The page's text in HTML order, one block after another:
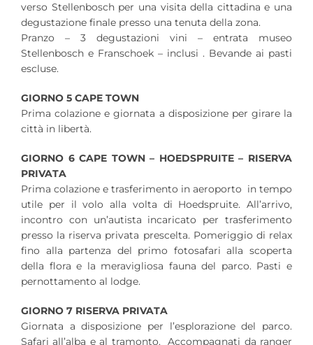
verso Stellenbosch per una visita della cittadina e una
degustazione finale presso una tenuta della zona.
Pranzo – 3 degustazioni vini – entrata museo
Stellenbosch e Franschoek – inclusi . Bevande ai pasti
escluse.
GIORNO 5 CAPE TOWN
Prima colazione e giornata a disposizione per girare la
città in libertà.
GIORNO 6 CAPE TOWN – HOEDSPRUITE – RISERVA
PRIVATA
Prima colazione e trasferimento in aeroporto in tempo
utile per il volo alla volta di Hoedspruite. All’arrivo,
incontro con un’autista incaricato per trasferimento
presso la riserva privata prescelta. Pomeriggio di relax
fino alla partenza del primo fotosafari alla scoperta
della flora e la meravigliosa fauna del parco. Pasti e
pernottamento al lodge.
GIORNO 7 RISERVA PRIVATA
Giornata a disposizione per l’esplorazione del parco.
Safari all’alba e al tramonto. Accompagnati da ranger